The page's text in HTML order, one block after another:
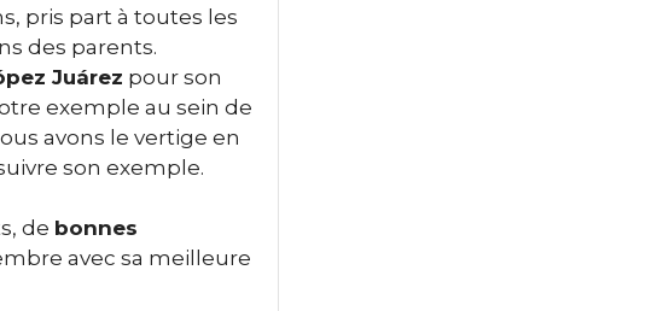
pris part à toutes les
des parents.
Juárez pour son
exemple au sein de
avons le vertige en
son exemple.
de bonnes
avec sa meilleure